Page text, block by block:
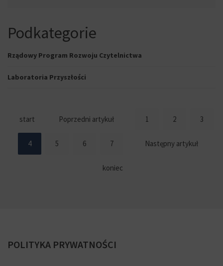
Podkategorie
Rządowy Program Rozwoju Czytelnictwa
Laboratoria Przyszłości
start Poprzedni artykuł 1 2 3
4 5 6 7 Następny artykuł
koniec
POLITYKA PRYWATNOŚCI